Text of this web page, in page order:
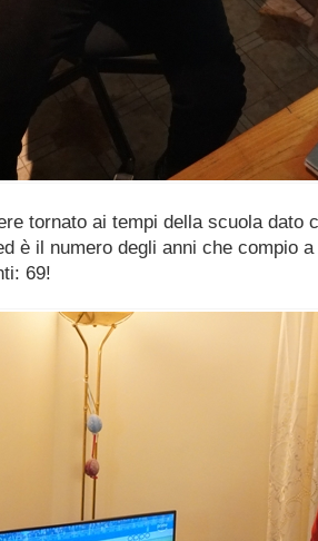
tornato ai tempi della scuola dato
è il numero degli anni che compio
69!